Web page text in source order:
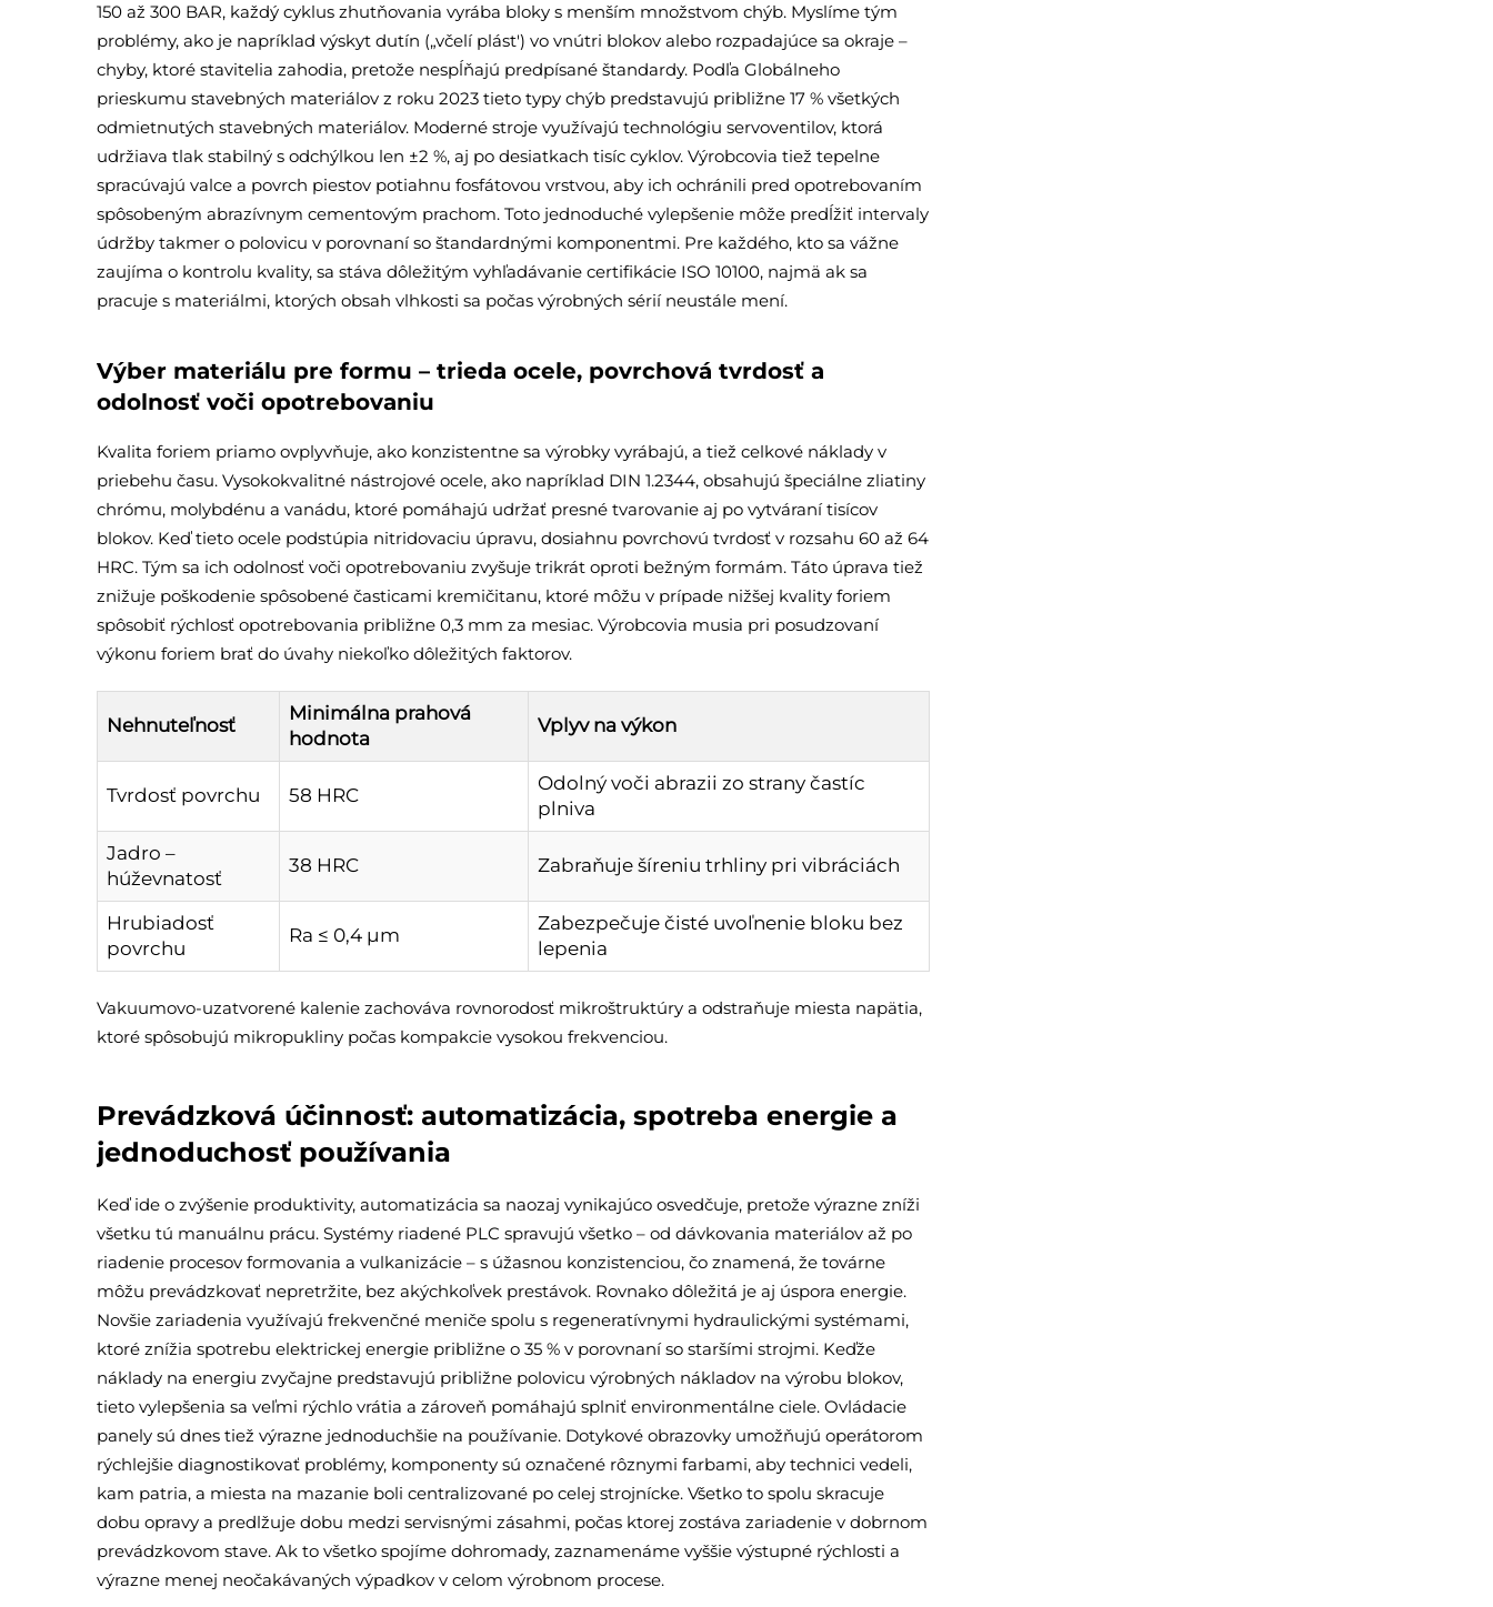
150 až 300 BAR, každý cyklus zhutňovania vyrába bloky s menším množstvom chýb. Myslíme tým
problémy, ako je napríklad výskyt dutín („včelí plást') vo vnútri blokov alebo rozpadajúce sa okraje –
chyby, ktoré stavitelia zahodia, pretože nespĺňajú predpísané štandardy. Podľa Globálneho
prieskumu stavebných materiálov z roku 2023 tieto typy chýb predstavujú približne 17 % všetkých
odmietnutých stavebných materiálov. Moderné stroje využívajú technológiu servoventilov, ktorá
udržiava tlak stabilný s odchýlkou len ±2 %, aj po desiatkach tisíc cyklov. Výrobcovia tiež tepelne
spracúvajú valce a povrch piestov potiahnu fosfátovou vrstvou, aby ich ochránili pred opotrebovaním
spôsobeným abrazívnym cementovým prachom. Toto jednoduché vylepšenie môže predĺžiť intervaly
údržby takmer o polovicu v porovnaní so štandardnými komponentmi. Pre každého, kto sa vážne
zaujíma o kontrolu kvality, sa stáva dôležitým vyhľadávanie certifikácie ISO 10100, najmä ak sa
pracuje s materiálmi, ktorých obsah vlhkosti sa počas výrobných sérií neustále mení.
Výber materiálu pre formu – trieda ocele, povrchová tvrdosť a
odolnosť voči opotrebovaniu
Kvalita foriem priamo ovplyvňuje, ako konzistentne sa výrobky vyrábajú, a tiež celkové náklady v
priebehu času. Vysokokvalitné nástrojové ocele, ako napríklad DIN 1.2344, obsahujú špeciálne zliatiny
chrómu, molybdénu a vanádu, ktoré pomáhajú udržať presné tvarovanie aj po vytváraní tisícov
blokov. Keď tieto ocele podstúpia nitridovaciu úpravu, dosiahnu povrchovú tvrdosť v rozsahu 60 až 64
HRC. Tým sa ich odolnosť voči opotrebovaniu zvyšuje trikrát oproti bežným formám. Táto úprava tiež
znižuje poškodenie spôsobené časticami kremičitanu, ktoré môžu v prípade nižšej kvality foriem
spôsobiť rýchlosť opotrebovania približne 0,3 mm za mesiac. Výrobcovia musia pri posudzovaní
výkonu foriem brať do úvahy niekoľko dôležitých faktorov.
Nehnuteľnosť
Minimálna prahová
hodnota
Vplyv na výkon
Tvrdosť povrchu 58 HRC
Odolný voči abrazii zo strany častíc
plniva
Jadro –
húževnatosť
38 HRC Zabraňuje šíreniu trhliny pri vibráciách
Hrubiadosť
povrchu
Ra ≤ 0,4 μm
Zabezpečuje čisté uvoľnenie bloku bez
lepenia
Vakuumovo-uzatvorené kalenie zachováva rovnorodosť mikroštruktúry a odstraňuje miesta napätia,
ktoré spôsobujú mikropukliny počas kompakcie vysokou frekvenciou.
Prevádzková účinnosť: automatizácia, spotreba energie a
jednoduchosť používania
Keď ide o zvýšenie produktivity, automatizácia sa naozaj vynikajúco osvedčuje, pretože výrazne zníži
všetku tú manuálnu prácu. Systémy riadené PLC spravujú všetko – od dávkovania materiálov až po
riadenie procesov formovania a vulkanizácie – s úžasnou konzistenciou, čo znamená, že továrne
môžu prevádzkovať nepretržite, bez akýchkoľvek prestávok. Rovnako dôležitá je aj úspora energie.
Novšie zariadenia využívajú frekvenčné meniče spolu s regeneratívnymi hydraulickými systémami,
ktoré znížia spotrebu elektrickej energie približne o 35 % v porovnaní so staršími strojmi. Keďže
náklady na energiu zvyčajne predstavujú približne polovicu výrobných nákladov na výrobu blokov,
tieto vylepšenia sa veľmi rýchlo vrátia a zároveň pomáhajú splniť environmentálne ciele. Ovládacie
panely sú dnes tiež výrazne jednoduchšie na používanie. Dotykové obrazovky umožňujú operátorom
rýchlejšie diagnostikovať problémy, komponenty sú označené rôznymi farbami, aby technici vedeli,
kam patria, a miesta na mazanie boli centralizované po celej strojnícke. Všetko to spolu skracuje
dobu opravy a predlžuje dobu medzi servisnými zásahmi, počas ktorej zostáva zariadenie v dobrnom
prevádzkovom stave. Ak to všetko spojíme dohromady, zaznamenáme vyššie výstupné rýchlosti a
výrazne menej neočakávaných výpadkov v celom výrobnom procese.